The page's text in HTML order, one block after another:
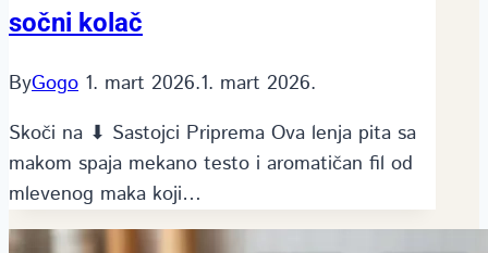
sočni kolač
ByGogo 1. mart 2026.1. mart 2026.
Skoči na ⬇ Sastojci Priprema Ova lenja pita sa
makom spaja mekano testo i aromatičan fil od
mlevenog maka koji…